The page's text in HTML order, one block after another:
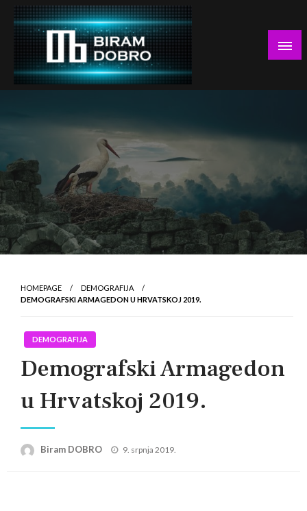
Skip
content
… jer BUDUĆNOST nema drugo IME!
HOMEPAGE
DEMOGRAFIJA
DEMOGRAFSKI ARMAGEDON U HRVATSKOJ 2019.
DEMOGRAFIJA
Demografski Armagedon
u Hrvatskoj 2019.
Biram DOBRO
Posted
9. srpnja 2019.